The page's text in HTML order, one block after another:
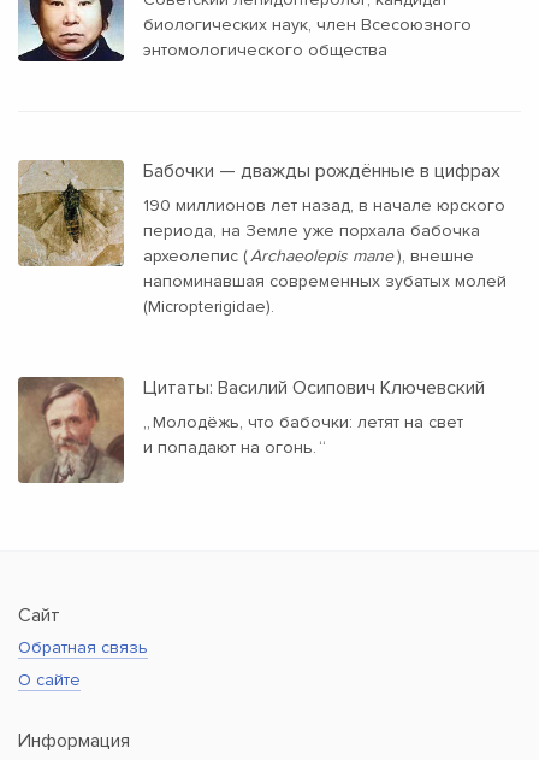
биологических наук, член Всесоюзного
энтомологического общества
Бабочки — дважды рождённые в цифрах
190 миллионов лет назад, в начале юрского
периода, на Земле уже порхала бабочка
археолепис (Archaeolepis mane ), внешне
напоминавшая современных зубатых молей
(Micropterigidae).
Цитаты: Василий Осипович Ключевский
„Молодёжь, что бабочки: летят на свет
и попадают на огонь. “
Сайт
Обратная связь
О сайте
Информация